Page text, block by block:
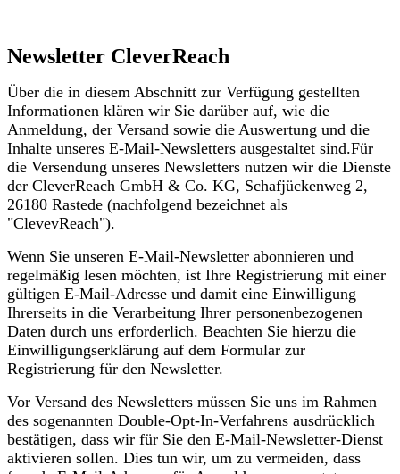
Newsletter CleverReach
Über die in diesem Abschnitt zur Verfügung gestellten
Informationen klären wir Sie darüber auf, wie die
Anmeldung, der Versand sowie die Auswertung und die
Inhalte unseres E-Mail-Newsletters ausgestaltet sind.Für
die Versendung unseres Newsletters nutzen wir die Dienste
der CleverReach GmbH & Co. KG, Schafjückenweg 2,
26180 Rastede (nachfolgend bezeichnet als
"ClevevReach").
Wenn Sie unseren E-Mail-Newsletter abonnieren und
regelmäßig lesen möchten, ist Ihre Registrierung mit einer
gültigen E-Mail-Adresse und damit eine Einwilligung
Ihrerseits in die Verarbeitung Ihrer personenbezogenen
Daten durch uns erforderlich. Beachten Sie hierzu die
Einwilligungserklärung auf dem Formular zur
Registrierung für den Newsletter.
Vor Versand des Newsletters müssen Sie uns im Rahmen
des sogenannten Double-Opt-In-Verfahrens ausdrücklich
bestätigen, dass wir für Sie den E-Mail-Newsletter-Dienst
aktivieren sollen. Dies tun wir, um zu vermeiden, dass